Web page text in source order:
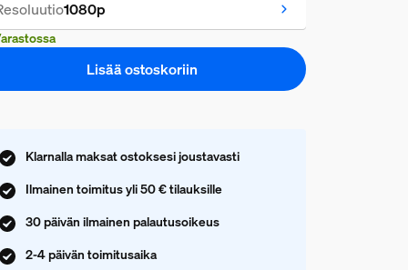
1080p
Lisää ostoskoriin
Klarnalla maksat ostoksesi joustavasti
Ilmainen toimitus yli 50 € tilauksille
30 päivän ilmainen palautusoikeus
2-4 päivän toimitusaika